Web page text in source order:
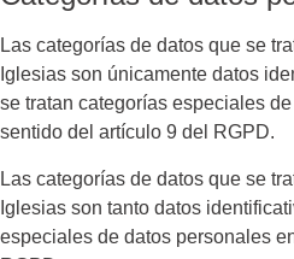
Las categorías de datos que se
Iglesias son únicamente datos
se tratan categorías especiales
sentido del artículo 9 del RGPD.
Las categorías de datos que se
Iglesias son tanto datos
especiales de datos personales